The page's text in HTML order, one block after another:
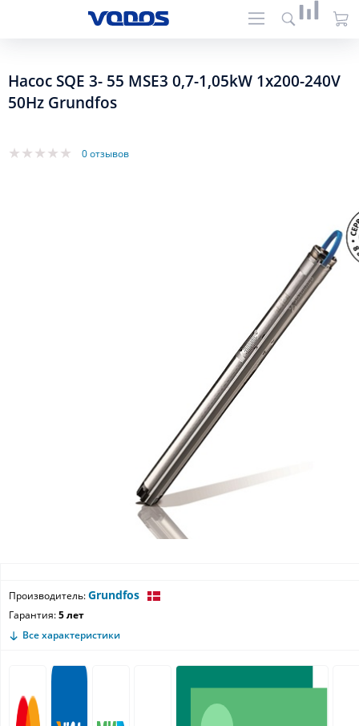
Насос SQE 3- 55 MSE3 0,7-1,05kW 1x200-240V
50Hz Grundfos
0 отзывов
Производитель:Grundfos
Гарантия:5 лет
Все характеристики